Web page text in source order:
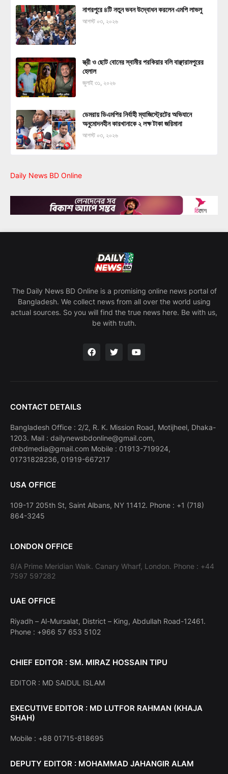
নাগরপুরে ৪টি নতুন ভবন উদ্বোধন করলেন এমপি লাভলু
আগস্ট ০৩, ২০২৬
স্ত্রী ও ছোট বোনের স্বামীর পরকিয়ার বলি বাঞ্ছারামপুরের
হেলাল
জুলাই ৩১, ২০২৬
ডেমরায় ডিএমপির নির্বাহী ম্যাজিস্ট্রেটের অভিযানে
অনুমোদনহীন কারখানাকে ২ লক্ষ টাকা জরিমানা
আগস্ট ০৩, ২০২৬
Daily News BD Online
The Daily News BD Online is a promising online news portal of
Bangladesh. We collect news from all over the world using
actual sources. So you will find the true news here. Be with us,
be with truth.
CONTACT DETAILS
Bangladesh Office : 2/2, R. K. Mission Road, Motijheel, Dhaka-
1203. Mail : dailynewsbdonline@gmail.com,
dnbdmedia@gmail.com Mobile : 01913-719924,
01731828236, 01919-667217
USA OFFICE
109-17 205th St, Saint Albans, NY 11412. Phone : +1 (718)
864-3245
LONDON OFFICE
8/A Prime Meridian Walk. Canary Wharf, London. Phone : +44
7597 597282
UAE OFFICE
Riyadh – Al-Mursalat, District – King, Abdullah Road-12461.
Phone : +966 57 653 5102
CHIEF EDITOR : SM. MIRAZ HOSSAIN TIPU
EDITOR : MD SAIDUL ISLAM
EXECUTIVE EDITOR : MD LUTFOR RAHMAN (KHAJA
SHAH)
Mobile : +88 01715-818695
DEPUTY EDITOR : MOHAMMAD JAHANGIR ALAM